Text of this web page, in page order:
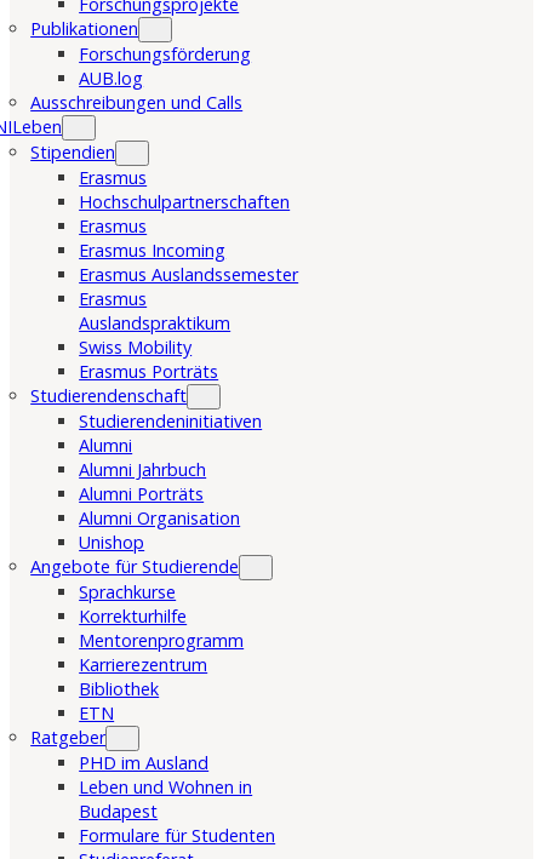
Publikationen
Forschungsförderung
AUB.log
Ausschreibungen und Calls
Stipendien
Erasmus
Hochschulpartnerschaften
Erasmus
Erasmus Incoming
Erasmus Auslandssemester
Erasmus
Auslandspraktikum
Swiss Mobility
Erasmus Porträts
Studierendenschaft
Studierendeninitiativen
Alumni
Alumni Jahrbuch
Alumni Porträts
Alumni Organisation
Unishop
Angebote für Studierende
Sprachkurse
Korrekturhilfe
Mentorenprogramm
Karrierezentrum
Bibliothek
ETN
Ratgeber
PHD im Ausland
Leben und Wohnen in
Budapest
Formulare für Studenten